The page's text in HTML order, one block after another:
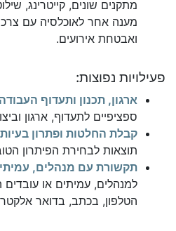
מתקנים שונים, קייטרינג,
מענה אחר לאוכלסיה עם
ואבטחת אירועים.
פעילויות נפוצות:
ארגון, תכנון ותעדוף
ספציפיים לתעדוף, ארגון
קבלת החלטות ופתרון
תוצאות לבחירת הפיתרון
תקשורת עם מנהלים,
למנהלים, עמיתים או
הטלפון, בכתב, בדואר